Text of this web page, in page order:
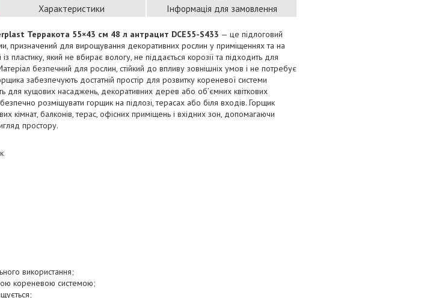
Характеристики Інформація для замовлення
Терракота 55×43 см 48 л антрацит DCE55-S433 — це підлоговий
призначений для вирощування декоративних рослин у приміщеннях та на
пластику, який не вбирає вологу, не піддається корозії та підходить для
безпечний для рослин, стійкий до впливу зовнішніх умов і не потребує
забезпечують достатній простір для розвитку кореневої системи
для кущових насаджень, декоративних дерев або об’ємних квіткових
розміщувати горщик на підлозі, терасах або біля входів. Горщик
кімнат, балконів, терас, офісних приміщень і вхідних зон, допомагаючи
простору.
використання;
кореневою системою;